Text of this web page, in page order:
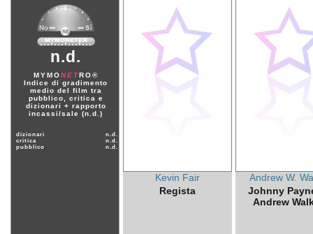
n.d.
MYMONETRO®
Indice di gradimento
medio del film tra
pubblico, critica e
dizionari + rapporto
incassi/sale (n.d.)
dizionari
n.d.
critica
n.d.
pubblico
n.d.
Kevin Fair
Regista
Andrew W.
Johnny
Andrew